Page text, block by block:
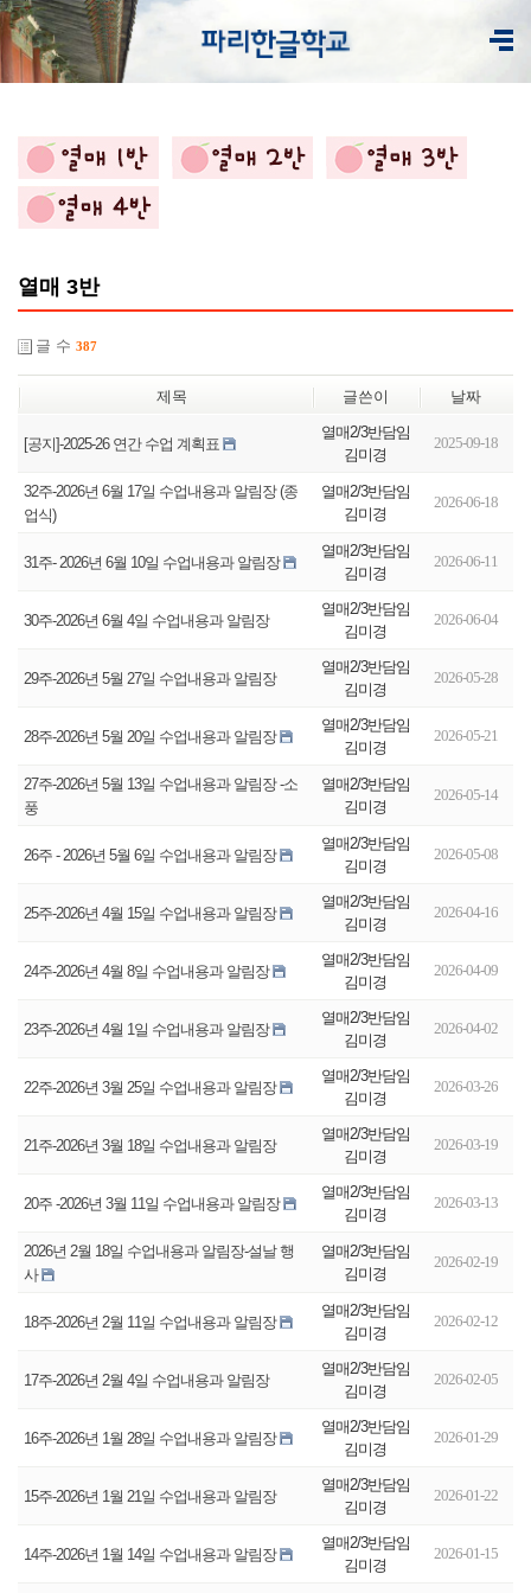
열매 3반
글 수 387
제목 글쓴이 날짜
[공지]-2025-26 연간 수업 계획표
열매2/3반담임
김미경
2025-09-18
32주-2026년 6월 17일 수업내용과 알림장 (종
업식)
열매2/3반담임
김미경
2026-06-18
31주- 2026년 6월 10일 수업내용과 알림장
열매2/3반담임
김미경
2026-06-11
30주-2026년 6월 4일 수업내용과 알림장
열매2/3반담임
김미경
2026-06-04
29주-2026년 5월 27일 수업내용과 알림장
열매2/3반담임
김미경
2026-05-28
28주-2026년 5월 20일 수업내용과 알림장
열매2/3반담임
김미경
2026-05-21
27주-2026년 5월 13일 수업내용과 알림장 -소
풍
열매2/3반담임
김미경
2026-05-14
26주 - 2026년 5월 6일 수업내용과 알림장
열매2/3반담임
김미경
2026-05-08
25주-2026년 4월 15일 수업내용과 알림장
열매2/3반담임
김미경
2026-04-16
24주-2026년 4월 8일 수업내용과 알림장
열매2/3반담임
김미경
2026-04-09
23주-2026년 4월 1일 수업내용과 알림장
열매2/3반담임
김미경
2026-04-02
22주-2026년 3월 25일 수업내용과 알림장
열매2/3반담임
김미경
2026-03-26
21주-2026년 3월 18일 수업내용과 알림장
열매2/3반담임
김미경
2026-03-19
20주 -2026년 3월 11일 수업내용과 알림장
열매2/3반담임
김미경
2026-03-13
2026년 2월 18일 수업내용과 알림장-설날 행
사
열매2/3반담임
김미경
2026-02-19
18주-2026년 2월 11일 수업내용과 알림장
열매2/3반담임
김미경
2026-02-12
17주-2026년 2월 4일 수업내용과 알림장
열매2/3반담임
김미경
2026-02-05
16주-2026년 1월 28일 수업내용과 알림장
열매2/3반담임
김미경
2026-01-29
15주-2026년 1월 21일 수업내용과 알림장
열매2/3반담임
김미경
2026-01-22
14주-2026년 1월 14일 수업내용과 알림장
열매2/3반담임
김미경
2026-01-15